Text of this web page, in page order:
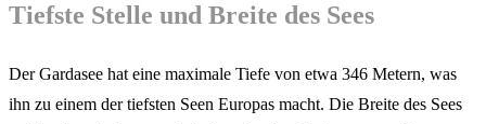
Tiefste Stelle und Breite des Sees
Der Gardasee hat eine maximale Tiefe von etwa 346 Metern, was
ihn zu einem der tiefsten Seen Europas macht. Die Breite des Sees